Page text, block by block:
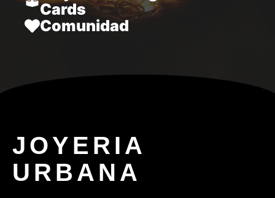
Cards
Comunidad
JOYERIA
URBANA